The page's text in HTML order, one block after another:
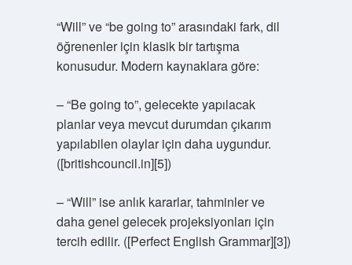
“Will” ve “be going to” arasındaki fark, dil
öğrenenler için klasik bir tartışma
konusudur. Modern kaynaklara göre:
– “Be going to”, gelecekte yapılacak
planlar veya mevcut durumdan çıkarım
yapılabilen olaylar için daha uygundur.
([britishcouncil.in][5])
– “Will” ise anlık kararlar, tahminler ve
daha genel gelecek projeksiyonları için
tercih edilir. ([Perfect English Grammar][3])